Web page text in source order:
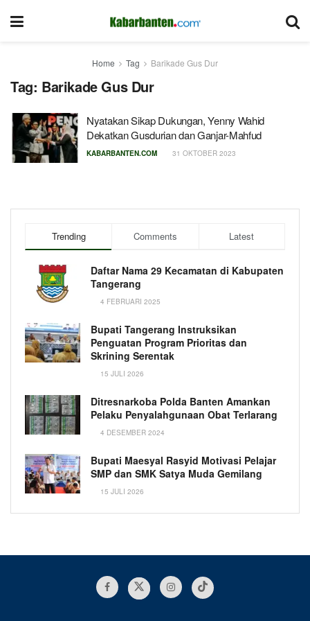
Home Tag Barikade Gus Dur
Tag: Barikade Gus Dur
Nyatakan Sikap Dukungan, Yenny Wahid
Dekatkan Gusdurian dan Ganjar-Mahfud
KABARBANTEN.COM 31 OKTOBER 2023
Trending Comments Latest
Daftar Nama 29 Kecamatan di Kabupaten
Tangerang
4 FEBRUARI 2025
Bupati Tangerang Instruksikan
Penguatan Program Prioritas dan
Skrining Serentak
15 JULI 2026
Ditresnarkoba Polda Banten Amankan
Pelaku Penyalahgunaan Obat Terlarang
4 DESEMBER 2024
Bupati Maesyal Rasyid Motivasi Pelajar
SMP dan SMK Satya Muda Gemilang
15 JULI 2026